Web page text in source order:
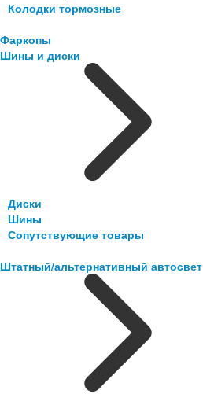
Колодки тормозные
Фаркопы
Шины и диски
Диски
Шины
Сопутствующие товары
Штатный/альтернативный автосвет